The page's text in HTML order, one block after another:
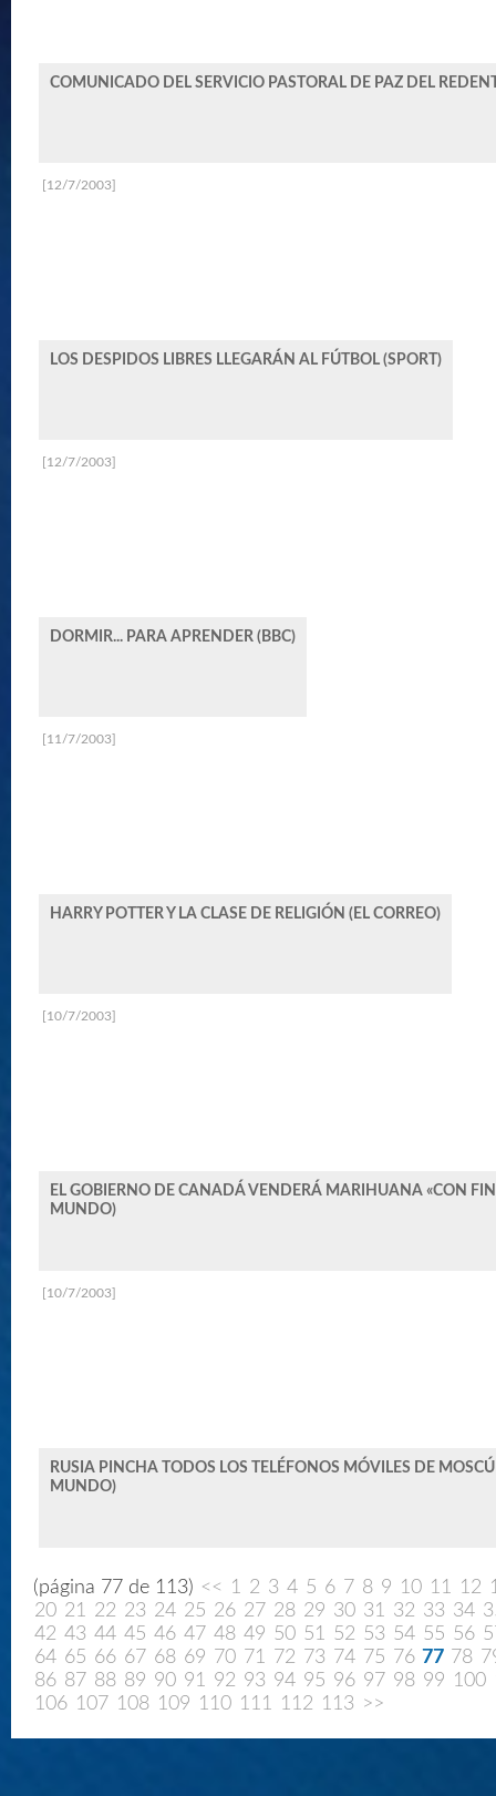
COMUNICADO DEL SERVICIO PASTORAL DE PAZ DEL
LOS DESPIDOS LIBRES LLEGARÁN AL FÚTBOL (SPORT)
[12/7/2003]
DORMIR... PARA APRENDER (BBC)
[12/7/2003]
HARRY POTTER Y LA CLASE DE RELIGIÓN (EL CORREO)
[11/7/2003]
EL GOBIERNO DE CANADÁ VENDERÁ MARIHUANA «CON
MUNDO)
[10/7/2003]
RUSIA PINCHA TODOS LOS TELÉFONOS MÓVILES DE
MUNDO)
[10/7/2003]
(página 77 de 113) << 1 2 3 4 5 6 7 8 9 10 11 12
20 21 22 23 24 25 26 27 28 29 30 31 32 33 34
42 43 44 45 46 47 48 49 50 51 52 53 54 55 56
64 65 66 67 68 69 70 71 72 73 74 75 76 77 78
86 87 88 89 90 91 92 93 94 95 96 97 98 99 100
106 107 108 109 110 111 112 113 >>